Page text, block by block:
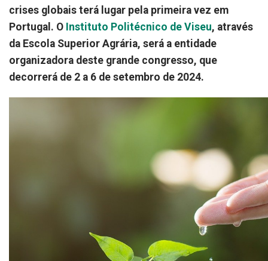
crises globais terá lugar pela primeira vez em
Portugal. O Instituto Politécnico de Viseu, através
da Escola Superior Agrária, será a entidade
organizadora deste grande congresso, que
decorrerá de 2 a 6 de setembro de 2024.